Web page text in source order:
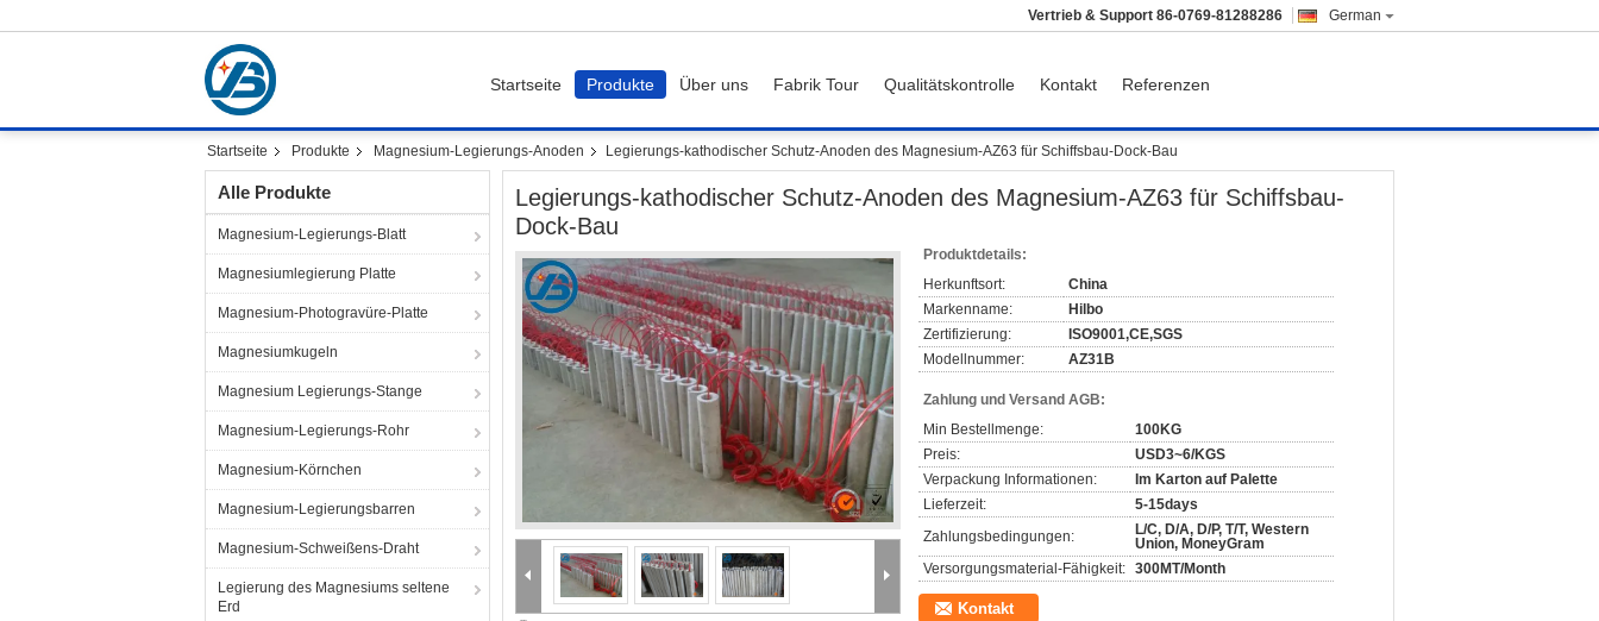
German
Vertrieb & Support 86-0769-81288286
Startseite Produkte Über uns Fabrik Tour Qualitätskontrolle Kontakt Referenzen
Startseite Produkte Magnesium-Legierungs-Anoden Legierungs-kathodischer Schutz-Anoden des Magnesium-AZ63 für Schiffsbau-Dock-Bau
Alle Produkte
Magnesium-Legierungs-Blatt
Magnesiumlegierung Platte
Magnesium-Photogravüre-Platte
Magnesiumkugeln
Magnesium Legierungs-Stange
Magnesium-Legierungs-Rohr
Magnesium-Körnchen
Magnesium-Legierungsbarren
Magnesium-Schweißens-Draht
Legierung des Magnesiums seltene
Erd
Legierungs-kathodischer Schutz-Anoden des Magnesium-AZ63 für Schiffsbau-
Dock-Bau
Produktdetails:
Herkunftsort:
China
Markenname:
Hilbo
Zertifizierung:
ISO9001,CE,SGS
Modellnummer:
AZ31B
Zahlung und Versand AGB:
Min Bestellmenge:
100KG
Preis:
USD3~6/KGS
Verpackung Informationen:
Im Karton auf Palette
Lieferzeit:
5-15days
Zahlungsbedingungen:
L/C, D/A, D/P, T/T, Western
Union, MoneyGram
Versorgungsmaterial-Fähigkeit: 300MT/Month
Kontakt